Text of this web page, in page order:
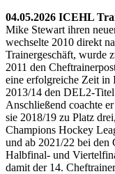
04.05.2026 ICEHL
Mike Stewart ihren
wechselte 2010 direkt
Trainergeschäft, wurde
2011 den
eine erfolgreiche Zeit in
2013/14 den DEL2-
Anschließend coachte
sie 2018/19 zu Platz
Champions Hockey
und ab 2021/22 bei den
Halbfinal- und
damit der 14.